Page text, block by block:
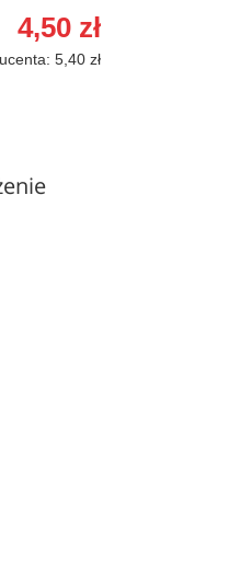
4,50 zł
5,40 zł